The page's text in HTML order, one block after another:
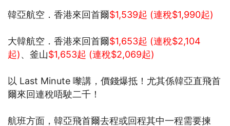
韓亞航空．香港來回首爾$1,539起 (連稅$1,990起)
大韓航空．香港來回首爾$1,653起 (連稅$2,104
起)、釜山$1,653起 (連稅$2,069起)
以 Last Minute 嚟講，價錢爆抵！尤其係韓亞直飛首
爾來回連稅唔駛二千！
航班方面，韓亞飛首爾去程或回程其中一程需要揀